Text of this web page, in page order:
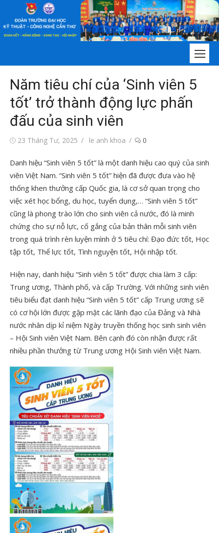
nội
Năm tiêu chí của ‘Sinh viên 5
tốt’ trở thành động lực phấn
đấu của sinh viên
Đăng23 Tháng Tư, 2025
Tác
le anh khoa 0
Danh hiệu “Sinh viên 5 tốt” là một danh hiệu cao quý của sinh
viên Việt Nam. “Sinh viên 5 tốt” hiện đã được đưa vào hệ
thống khen thưởng cấp Quốc gia, là cơ sở quan trọng cho
việc xét học bổng, du học, tuyển dụng,… “Sinh viên 5 tốt”
cũng là phong trào lớn cho sinh viên cả nước, đó là minh
chứng cho sự nỗ lực, cố gắng của bản thân mỗi sinh viên
trong quá trình rèn luyện mình ở 5 tiêu chí: Đạo đức tốt, Học
tập tốt, Thể lực tốt, Tình nguyện tốt, Hội nhập tốt.
Hiện nay, danh hiệu “Sinh viên 5 tốt” được chia làm 3 cấp:
Trung ương, Thành phố, và cấp Trường. Với những sinh viên
tiêu biểu đạt danh hiệu “Sinh viên 5 tốt” cấp Trung ương sẽ
có cơ hội lớn được gặp mặt các lãnh đạo của Đảng và Nhà
nước nhân dịp kỉ niệm Ngày truyền thống học sinh sinh viên
– Hội Sinh viên Việt Nam. Bên cạnh đó còn nhận được rất
nhiều phần thưởng từ Trung ương Hội Sinh viên Việt Nam.